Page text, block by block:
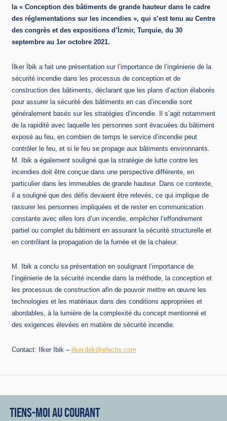
la « Conception des bâtiments de grande hauteur dans le cadre
des réglementations sur les incendies », qui s’est tenu au Centre
des congrès et des expositions d’İzmir, Turquie, du 30
septembre au 1er octobre 2021.
İlker İbik a fait une présentation sur l’importance de l’ingénierie de la
sécurité incendie dans les processus de conception et de
construction des bâtiments, déclarant que les plans d’action élaborés
pour assurer la sécurité des bâtiments en cas d’incendie sont
généralement basés sur les stratégies d’incendie. Il s’agit notamment
de la rapidité avec laquelle les personnes sont évacuées du bâtiment
exposé au feu, en combien de temps le service d’incendie peut
contrôler le feu, et si le feu se propage aux bâtiments environnants.
M. Ibik a également souligné que la stratégie de lutte contre les
incendies doit être conçue dans une perspective différente, en
particulier dans les immeubles de grande hauteur. Dans ce contexte,
il a souligné que des défis devaient être relevés, ce qui implique de
rassurer les personnes impliquées et de rester en communication
constante avec elles lors d’un incendie, empêcher l’effondrement
partiel ou complet du bâtiment en assurant la sécurité structurelle et
en contrôlant la propagation de la fumée et de la chaleur.
M. Ibik a conclu sa présentation en soulignant l’importance de
l’ingénierie de la sécurité incendie dans la méthode, la conception et
les processus de construction afin de pouvoir mettre en œuvre les
technologies et les matériaux dans des conditions appropriées et
abordables, à la lumière de la complexité du concept mentionné et
des exigences élevées en matière de sécurité incendie.
Contact: Ilker Ibik – ilker.ibik@efectis.com
TIENS-MOI AU COURANT